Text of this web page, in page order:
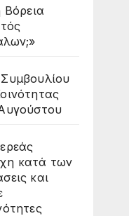
Βόρεια
κατά των
και